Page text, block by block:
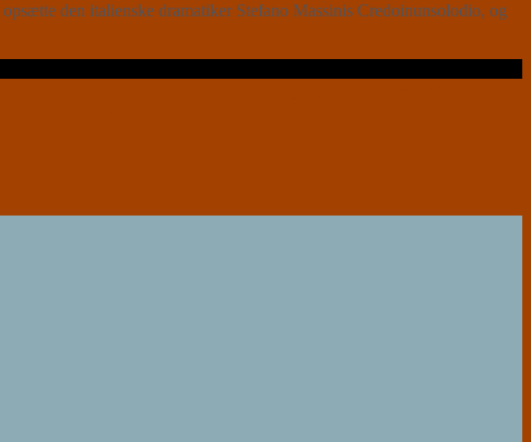
den italienske dramatiker Stefano Massinis Credoinunsolodio, og